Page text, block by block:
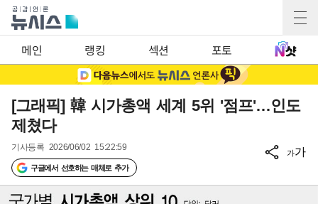
메인 랭킹 섹션 포토
[그래픽] 韓 시가총액 세계 5위 '점프'…인도
제쳤다
기사등록 2026/06/02 15:22:59
구글에서 선호하는 매체로 추가
가가